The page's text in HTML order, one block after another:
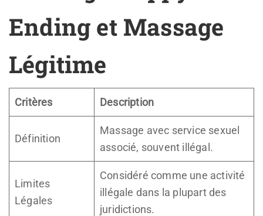
Ending et Massage
Légitime
Critères Description
Définition
Massage avec service sexuel
associé, souvent illégal.
Limites
Légales
Considéré comme une activité
illégale dans la plupart des
juridictions.